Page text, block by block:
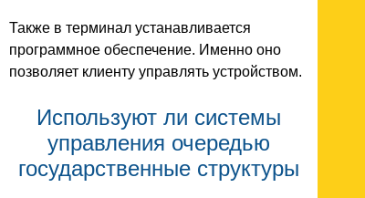
Также в терминал устанавливается
программное обеспечение. Именно оно
позволяет клиенту управлять устройством.
Используют ли системы
управления очередью
государственные структуры